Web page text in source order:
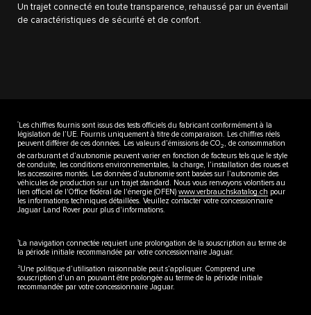
Un trajet connecté en toute transparence, rehaussé par un éventail
de caractéristiques de sécurité et de confort.
†† Les chiffres fournis sont issus des tests officiels du fabricant conformément à la
législation de l’UE. Fournis uniquement à titre de comparaison. Les chiffres réels
peuvent différer de ces données. Les valeurs d’émissions de CO2, de consommation
de carburant et d’autonomie peuvent varier en fonction de facteurs tels que le style
de conduite, les conditions environnementales, la charge, l’installation des roues et
les accessoires montés. Les données d’autonomie sont basées sur l’autonomie des
véhicules de production sur un trajet standard. Nous vous renvoyons volontiers au
lien officiel de l'Office fédéral de l'énergie (OFEN) www.verbrauchskatalog.ch pour
les informations techniques détaillées. Veuillez contacter votre concessionnaire
Jaguar Land Rover pour plus d'informations.
1
La navigation connectée requiert une prolongation de la souscription au terme de
la période initiale recommandée par votre concessionnaire Jaguar.
2Une politique d’utilisation raisonnable peut s’appliquer. Comprend une
souscription d’un an pouvant être prolongée au terme de la période initiale
recommandée par votre concessionnaire Jaguar.